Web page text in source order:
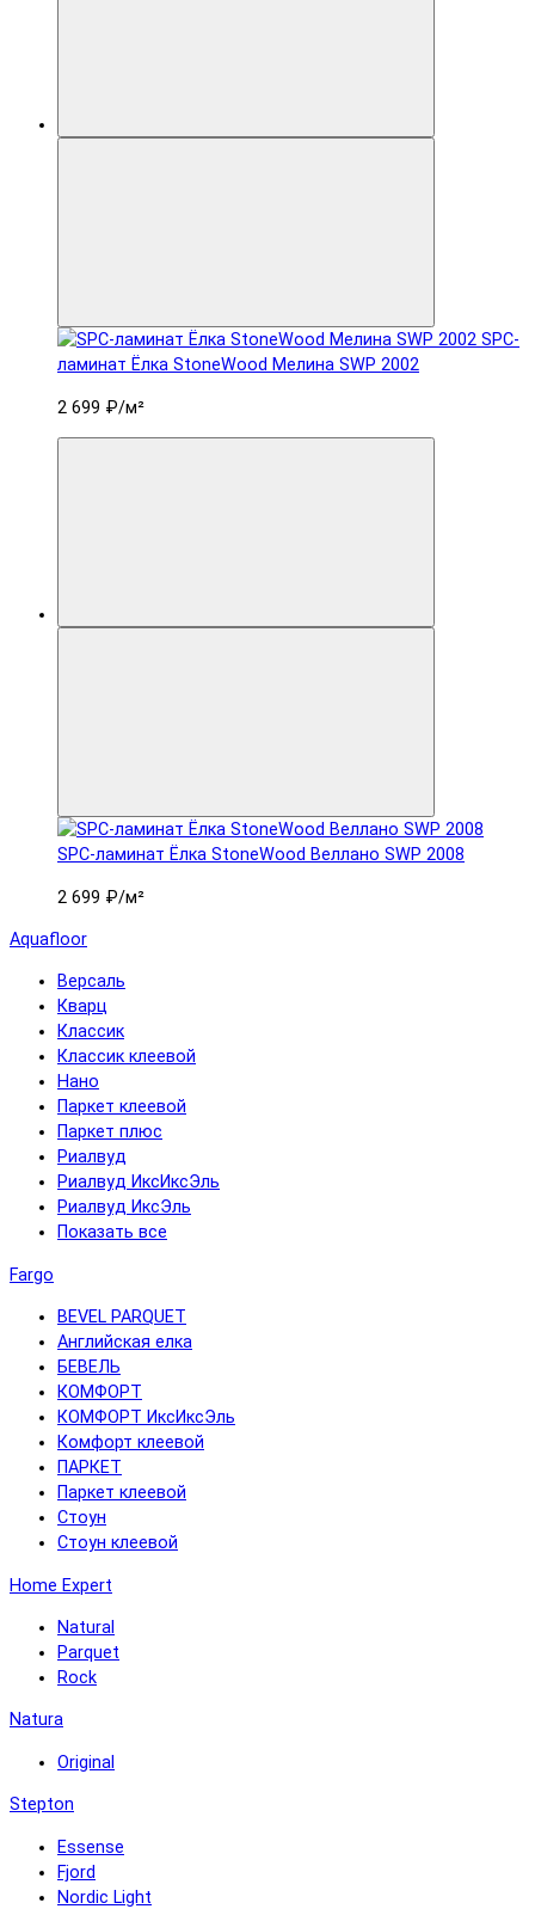
SPC-
ламинат Ëлка StoneWood Мелина SWP 2002
2 699 ₽/м²
SPC-ламинат Ëлка StoneWood Веллано SWP 2008
2 699 ₽/м²
Aquafloor
Версаль
Кварц
Классик
Классик клеевой
Нано
Паркет клеевой
Паркет плюс
Риалвуд
Риалвуд ИксИксЭль
Риалвуд ИксЭль
Показать все
Fargo
BEVEL PARQUET
Английская елка
БЕВЕЛЬ
КОМФОРТ
КОМФОРТ ИксИксЭль
Комфорт клеевой
ПАРКЕТ
Паркет клеевой
Стоун
Стоун клеевой
Home Expert
Natural
Parquet
Rock
Natura
Original
Stepton
Essense
Fjord
Nordic Light